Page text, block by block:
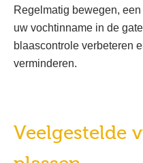
Regelmatig bewegen,
uw vochtinname in de
blaascontrole verbeteren
verminderen.
Veelgestelde